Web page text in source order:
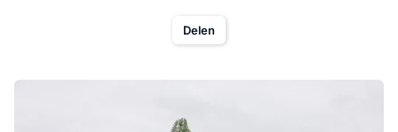
Delen